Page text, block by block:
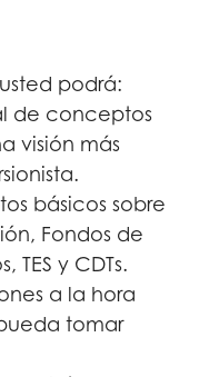
podrá:
de conceptos
visión más
básicos sobre
Fondos de
TES y CDTs.
a la hora
tomar